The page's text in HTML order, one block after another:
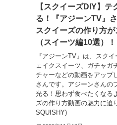
【スクイーズDIY】テ
る！『アジーンTV』
スクイーズの作り方
（スイーツ編10選）！
『アジーンTV』は、スク
ェイクスイーツ、ガチャガ
チャーなどの動画をアップ
さんです。アジーンさんの
光る！思わず食べたくなる
ズの作り方動画の魅力に迫
SQUISHY)